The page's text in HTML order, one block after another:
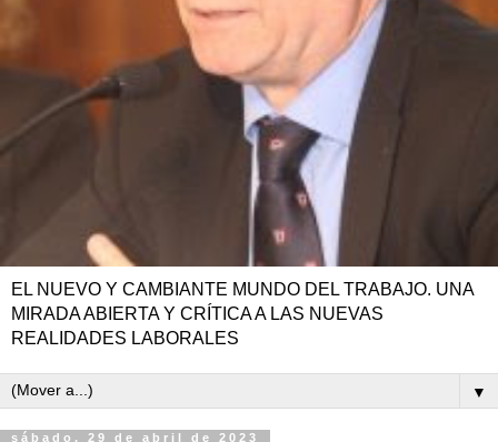
EL NUEVO Y CAMBIANTE MUNDO DEL TRABAJO. UNA
MIRADA ABIERTA Y CRÍTICA A LAS NUEVAS
REALIDADES LABORALES
▼
sábado, 29 de abril de 2023